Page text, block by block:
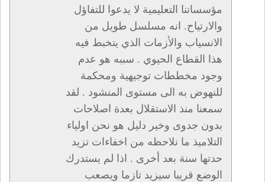
مؤسساتنا التعليمية لا يدعوا للتفاؤل
والارتياح. انه مسلسل طويل من
الانسياب والأزمات الذي يتخبط فيه
هذا القطاع الحيوي . سببه هو عدم
وجود مخططات توجيهية ومحكمة
للنهوض به الى مستوى المنشود . لقد
سمعنا منذ الاستقلال بعدة اصلاحات
بدون جدوى وخير دليل هو نحن اولياء
التلاميذ ما نلاحظه من اخفاءات تزيد
حدتها سنة بعد أخرى . اذا لم يستدرك
الوضع قريبا سيزيد تازما ويصعب